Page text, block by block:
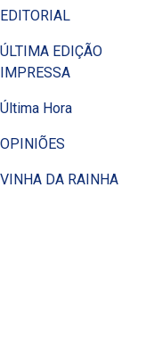
EDITORIAL
ÚLTIMA EDIÇÃO
IMPRESSA
Última Hora
OPINIÕES
VINHA DA RAINHA